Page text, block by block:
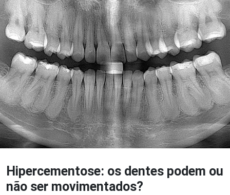
Hipercementose: os dentes podem ou
não ser movimentados?